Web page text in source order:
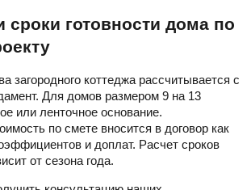
сроки готовности дома по
загородного коттеджа рассчитывается с
Для домов размером 9 на 13
или ленточное основание.
по смете вносится в договор как
и доплат. Расчет сроков
от сезона года.